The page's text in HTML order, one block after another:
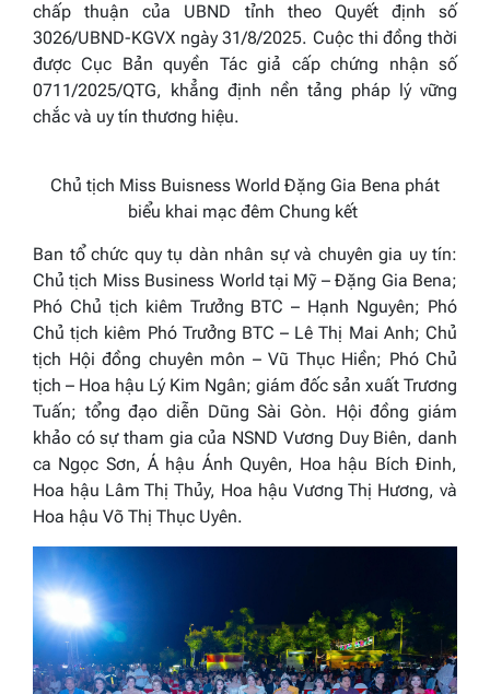
chấp thuận của UBND tỉnh theo Quyết định số
3026/UBND-KGVX ngày 31/8/2025. Cuộc thi đồng thời
được Cục Bản quyền Tác giả cấp chứng nhận số
0711/2025/QTG, khẳng định nền tảng pháp lý vững
chắc và uy tín thương hiệu.
Chủ tịch Miss Buisness World Đặng Gia Bena phát
biểu khai mạc đêm Chung kết
Ban tổ chức quy tụ dàn nhân sự và chuyên gia uy tín:
Chủ tịch Miss Business World tại Mỹ – Đặng Gia Bena;
Phó Chủ tịch kiêm Trưởng BTC – Hạnh Nguyên; Phó
Chủ tịch kiêm Phó Trưởng BTC – Lê Thị Mai Anh; Chủ
tịch Hội đồng chuyên môn – Vũ Thục Hiền; Phó Chủ
tịch – Hoa hậu Lý Kim Ngân; giám đốc sản xuất Trương
Tuấn; tổng đạo diễn Dũng Sài Gòn. Hội đồng giám
khảo có sự tham gia của NSND Vương Duy Biên, danh
ca Ngọc Sơn, Á hậu Ánh Quyên, Hoa hậu Bích Đinh,
Hoa hậu Lâm Thị Thủy, Hoa hậu Vương Thị Hương, và
Hoa hậu Võ Thị Thục Uyên.